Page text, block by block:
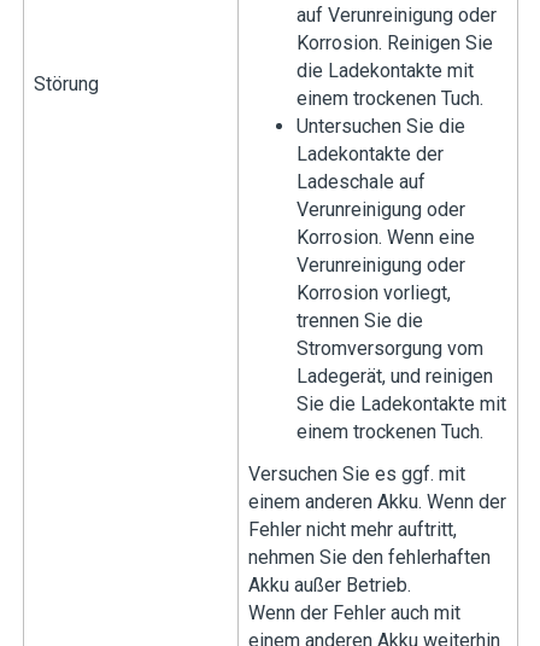
Störung
auf Verunreinigung oder
Korrosion. Reinigen Sie
die Ladekontakte mit
einem trockenen Tuch.
Untersuchen Sie die
Ladekontakte der
Ladeschale auf
Verunreinigung oder
Korrosion. Wenn eine
Verunreinigung oder
Korrosion vorliegt,
trennen Sie die
Stromversorgung vom
Ladegerät, und reinigen
Sie die Ladekontakte mit
einem trockenen Tuch.
Versuchen Sie es ggf. mit
einem anderen Akku. Wenn der
Fehler nicht mehr auftritt,
nehmen Sie den fehlerhaften
Akku außer Betrieb.
Wenn der Fehler auch mit
einem anderen Akku weiterhin